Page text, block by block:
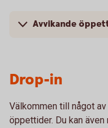
Avvikande
Drop-in
Välkommen till något
öppettider. Du kan